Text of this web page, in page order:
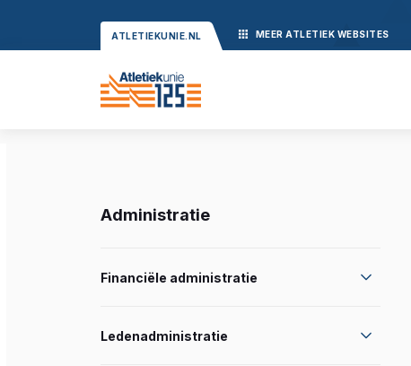
ATLETIEKUNIE.NL MEER ATLETIEK WEBSITES
Administratie
Financiële administratie
Ledenadministratie